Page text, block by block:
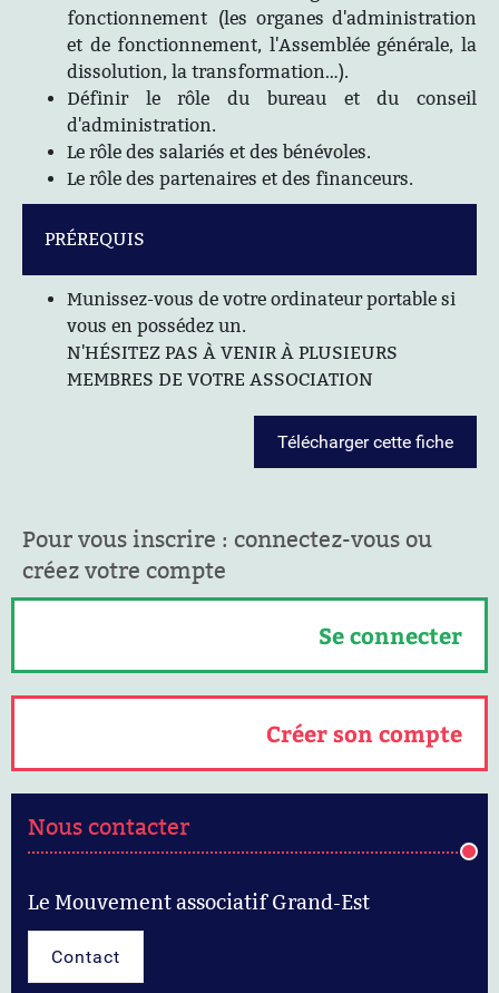
fonctionnement (les organes d'administration
et de fonctionnement, l'Assemblée générale, la
dissolution, la transformation…).
Définir le rôle du bureau et du conseil
d'administration.
Le rôle des salariés et des bénévoles.
Le rôle des partenaires et des financeurs.
PRÉREQUIS
Munissez-vous de votre ordinateur portable si
vous en possédez un.
N'HÉSITEZ PAS À VENIR À PLUSIEURS
MEMBRES DE VOTRE ASSOCIATION
Télécharger cette fiche
Pour vous inscrire : connectez-vous ou
créez votre compte
Se connecter
Créer son compte
Nous contacter
Le Mouvement associatif Grand-Est
Contact